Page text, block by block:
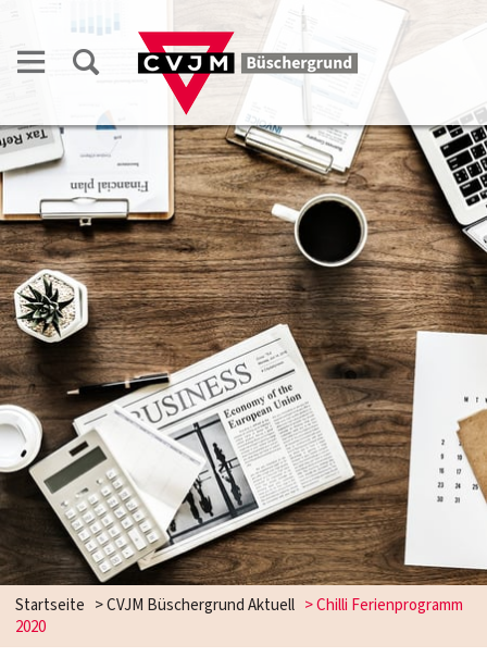
Startseite >CVJM Büschergrund Aktuell >Chilli Ferienprogramm
2020